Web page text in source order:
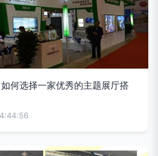
何选择一家优秀的主题展厅搭